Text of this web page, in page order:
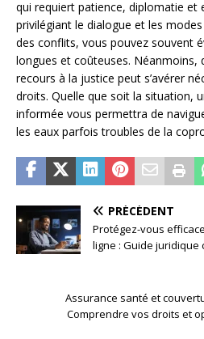
qui requiert patience, diplomatie et
privilégiant le dialogue et les
des conflits, vous pouvez souvent
longues et coûteuses. Néanmoins,
recours à la justice peut s’avérer
droits. Quelle que soit la situation,
informée vous permettra de
les eaux parfois troubles de la
PRÉCÉDENT
Protégez-vous
ligne : Guide juridique
Assurance santé et
Comprendre vos droits et